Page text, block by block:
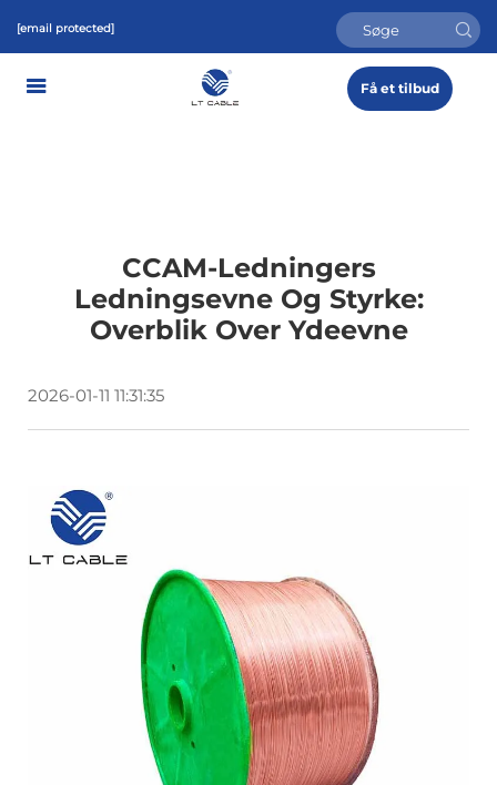
[email protected]
Få et tilbud
CCAM-Ledningers
Ledningsevne Og Styrke:
Overblik Over Ydeevne
2026-01-11 11:31:35